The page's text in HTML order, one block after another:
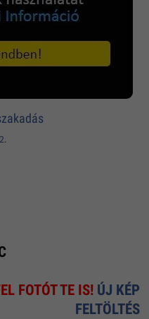
FOTÓT TE IS! ÚJ KÉP
FELTÖLTÉS